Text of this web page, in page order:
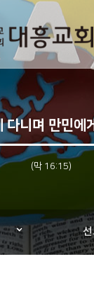
다니며 만민에
(막 16:15)